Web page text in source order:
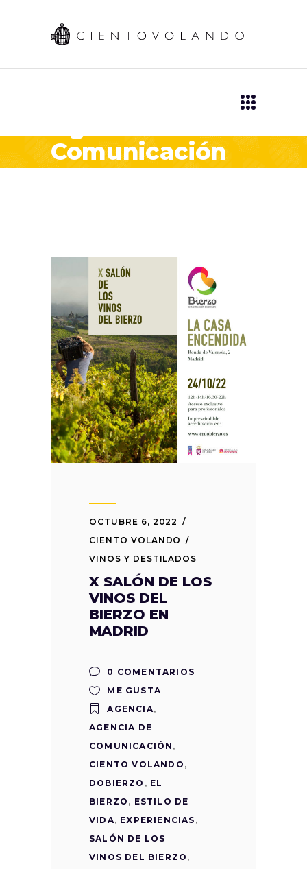
Comunicación
Tag
OCTUBRE 6, 2022
CIENTO VOLANDO
VINOS Y DESTILADOS
X SALÓN DE LOS
VINOS DEL
BIERZO EN
MADRID
0 COMENTARIOS
ME GUSTA
AGENCIA,
AGENCIA DE
COMUNICACIÓN ,
CIENTO VOLANDO ,
DOBIERZO , EL
BIERZO , ESTILO DE
VIDA, EXPERIENCIAS ,
SALÓN DE LOS
VINOS DEL BIERZO ,